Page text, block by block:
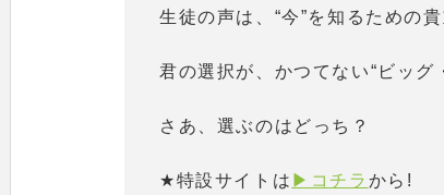
生徒の声は、“今”を知るための貴
君の選択が、かつてない“ビッ
さあ、選ぶのはどっち？
★特設サイトは ▶︎コチラ から!